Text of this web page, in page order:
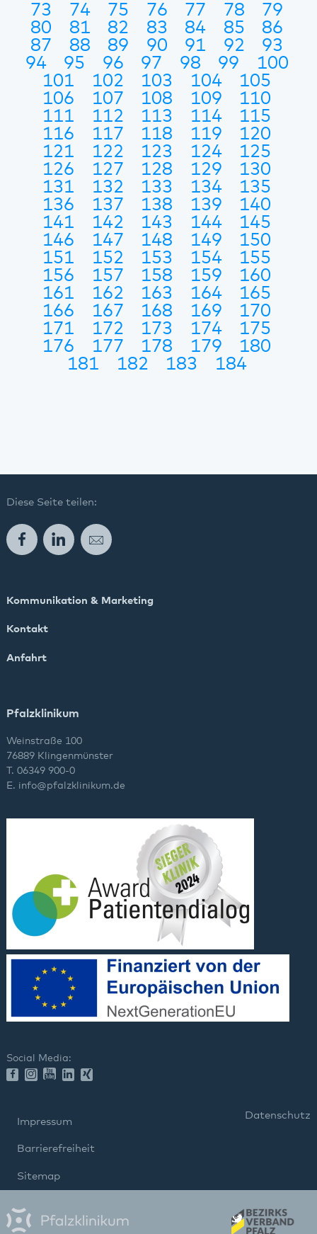
73
74 75 76 77 78
79
80
81 82 83 84 85
86
87
88 89 90 91 92
93
94
95 96 97 98 99
100
101
102 103 104
105
106
107 108 109
110
111
112 113 114
115
116
117 118 119
120
121
122 123 124
125
126
127 128 129
130
131
132 133 134
135
136
137 138 139
140
141
142 143 144
145
146
147 148 149
150
151
152 153 154
155
156
157 158 159
160
161
162 163 164
165
166
167 168 169
170
171
172 173 174
175
176
177 178 179
180
181
182 183 184
Diese Seite teilen:
FacebookLinkedInE-Mail
Kommunikation & Marketing
Kontakt
Anfahrt
Pfalzklinikum
Weinstraße 100
76889 Klingenmünster
T. 06349 900-0
E. info@pfalzklinikum.de
Social Media:
Impressum
Datenschutz
Barrierefreiheit
Sitemap